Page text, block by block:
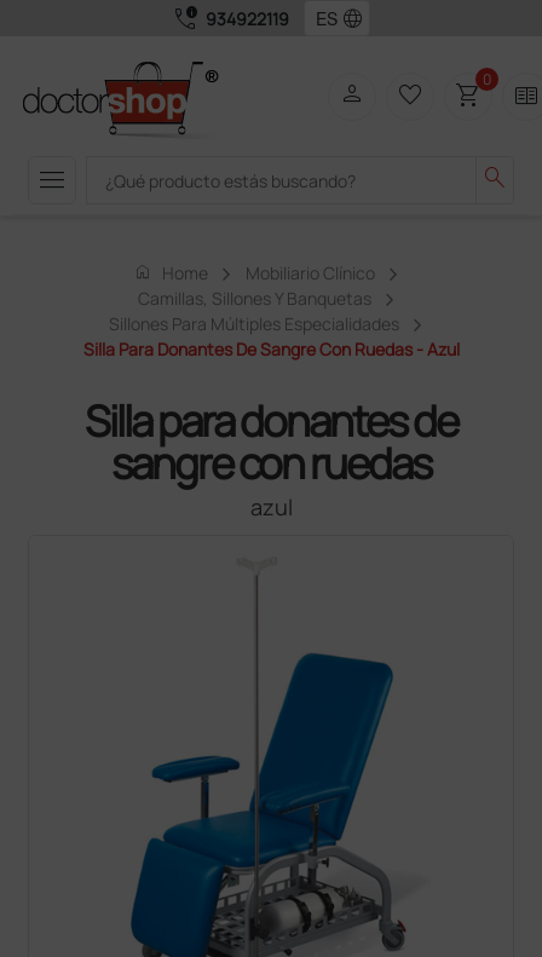
call_quality 934922119 language
menu search
person favorite_border shopping_cart0 two_pager
home Home
Mobiliario Clínico
Camillas, Sillones Y Banquetas
Sillones Para Múltiples Especialidades
Silla Para Donantes De Sangre Con Ruedas - Azul
Silla para donantes de
sangre con ruedas
azul